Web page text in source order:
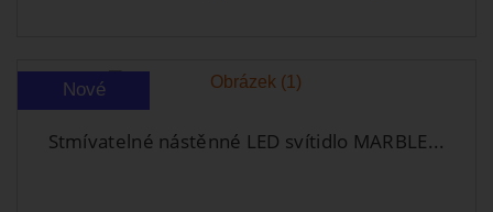
Nové
Stmívatelné nástěnné LED svítidlo MARBLE...